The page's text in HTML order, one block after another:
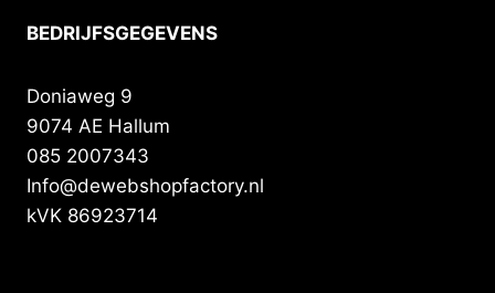
BEDRIJFSGEGEVENS
Doniaweg 9
9074 AE Hallum
085 2007343
Info@dewebshopfactory.nl
kVK 86923714